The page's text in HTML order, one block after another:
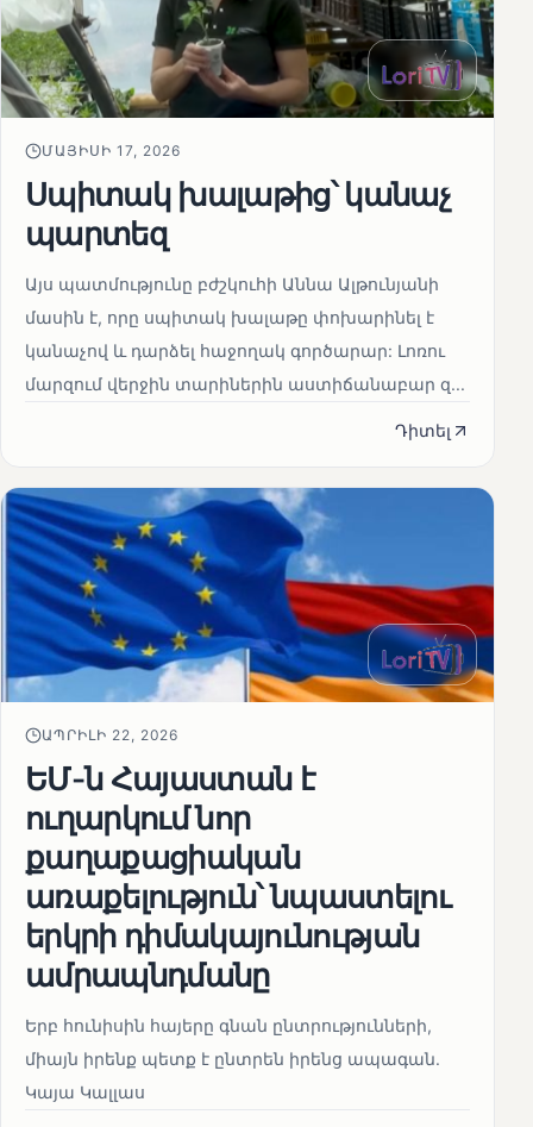
ՄԱՅԻՍԻ 17, 2026
Սպիտակ խալաթից՝ կանաչ
պարտեզ
Այս պատմությունը բժշկուհի Աննա Ալթունյանի
մասին է, որը սպիտակ խալաթը փոխարինել է
կանաչով և դարձել հաջողակ գործարար: Լոռու
մարզում վերջին տարիներին աստիճանաբար զ...
Դիտել
ԱՊՐԻԼԻ 22, 2026
ԵՄ-ն Հայաստան է
ուղարկում նոր
քաղաքացիական
առաքելություն՝ նպաստելու
երկրի դիմակայունության
ամրապնդմանը
Երբ հունիսին հայերը գնան ընտրությունների,
միայն իրենք պետք է ընտրեն իրենց ապագան.
Կայա Կալլաս